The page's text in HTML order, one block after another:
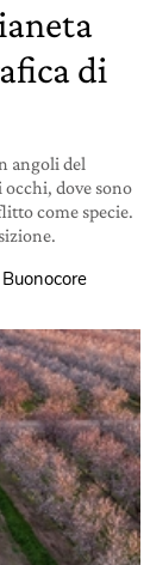
di
angoli del
dove sono
come specie.